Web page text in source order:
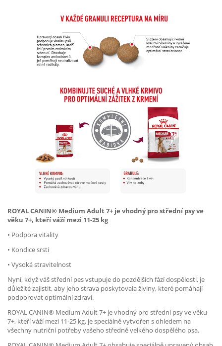
ROYAL CANIN® Medium Adult 7+ je vhodný pro střední psy ve
věku 7+, kteří váží mezi 11-25 kg
• Podpora vitality
• Kondice srsti
• Vysoká stravitelnost
Nyní, když váš střední pes vstupuje do pozdějších fází dospělosti, je
důležité zajistit, aby jeho strava poskytovala živiny, které pomáhají
podporovat optimální zdraví.
ROYAL CANIN® Medium Adult 7+ je vhodný pro střední psy ve věku
7+, kteří váží mezi 11-25 kg, je speciálně vytvořen s ohledem na
všechny nutriční potřeby vašeho středně velkého dospělého psa.